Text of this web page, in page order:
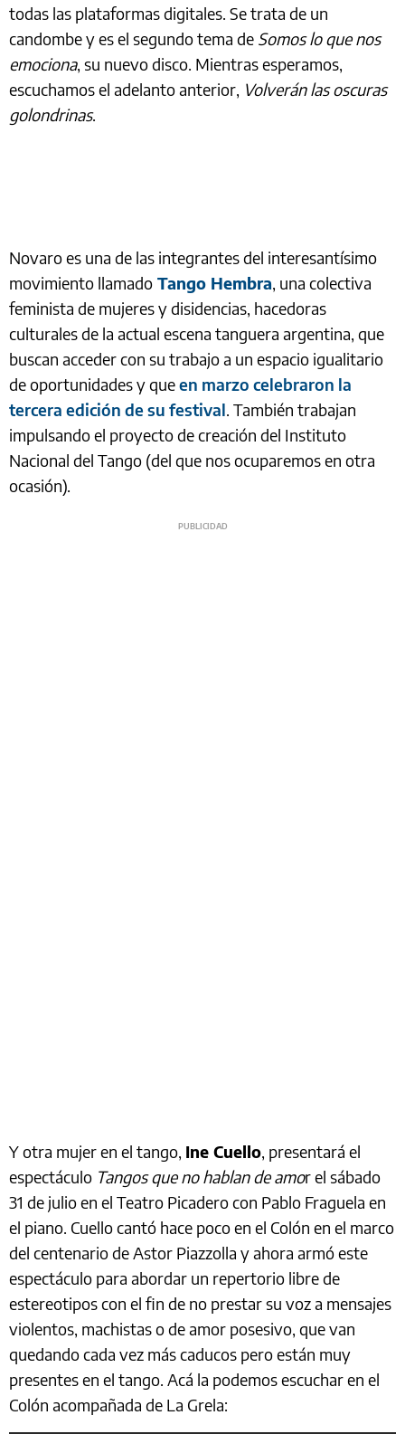
todas las plataformas digitales. Se trata de un
candombe y es el segundo tema de Somos lo que nos
emociona, su nuevo disco. Mientras esperamos,
escuchamos el adelanto anterior, Volverán las oscuras
golondrinas.
Novaro es una de las integrantes del interesantísimo
movimiento llamado Tango Hembra, una colectiva
feminista de mujeres y disidencias, hacedoras
culturales de la actual escena tanguera argentina, que
buscan acceder con su trabajo a un espacio igualitario
de oportunidades y queen marzo celebraron la
tercera edición de su festival. También trabajan
impulsando el proyecto de creación del Instituto
Nacional del Tango (del que nos ocuparemos en otra
ocasión).
Y otra mujer en el tango, Ine Cuello, presentará el
espectáculo Tangos que no hablan de amor el sábado
31 de julio en el Teatro Picadero con Pablo Fraguela en
el piano. Cuello cantó hace poco en el Colón en el marco
del centenario de Astor Piazzolla y ahora armó este
espectáculo para abordar un repertorio libre de
estereotipos con el fin de no prestar su voz a mensajes
violentos, machistas o de amor posesivo, que van
quedando cada vez más caducos pero están muy
presentes en el tango. Acá la podemos escuchar en el
Colón acompañada de La Grela: